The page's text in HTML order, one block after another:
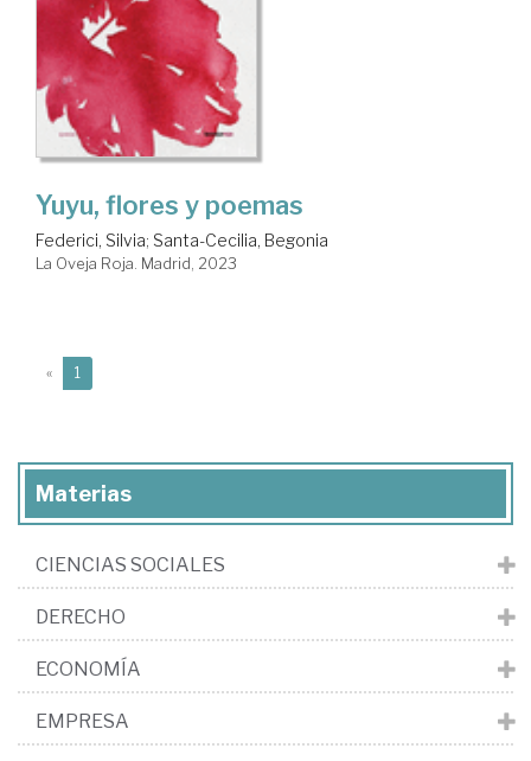
Yuyu, flores y poemas
Federici, Silvia; Santa-Cecilia, Begonia
La Oveja Roja. Madrid, 2023
« 1
Materias
CIENCIAS SOCIALES
DERECHO
ECONOMÍA
EMPRESA